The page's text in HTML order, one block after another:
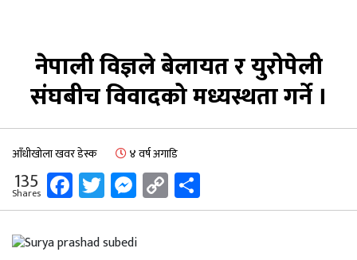
नेपाली विज्ञले बेलायत र युरोपेली
संघबीच विवादको मध्यस्थता गर्ने ।
आँधीखोला खवर डेस्क ४ वर्ष अगाडि
135
Shares Facebook
Twitter
Messenger
Copy
Link